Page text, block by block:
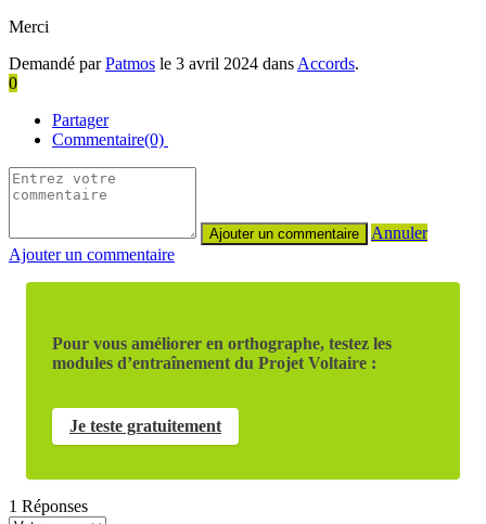
Merci
Demandé parPatmos le 3 avril 2024 dans Accords.
0
Partager
Commentaire(0)
Annuler
Ajouter un commentaire
Pour vous améliorer en orthographe, testez les
modules d’entraînement du Projet Voltaire :
Je teste gratuitement
1 Réponses